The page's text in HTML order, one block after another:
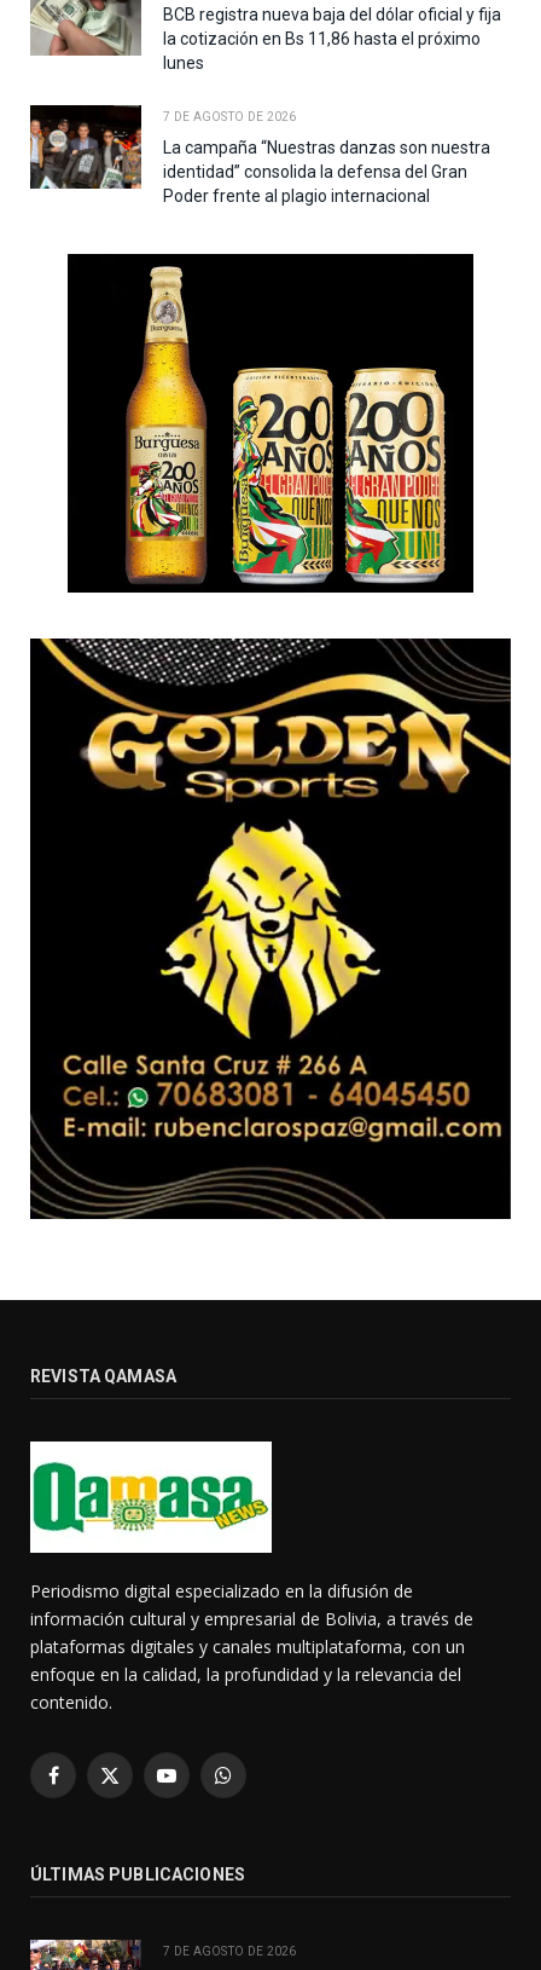
BCB registra nueva baja del dólar oficial y fija
la cotización en Bs 11,86 hasta el próximo
lunes
7 DE AGOSTO DE 2026
La campaña “Nuestras danzas son nuestra
identidad” consolida la defensa del Gran
Poder frente al plagio internacional
REVISTA QAMASA
Periodismo digital especializado en la difusión de
información cultural y empresarial de Bolivia, a través de
plataformas digitales y canales multiplataforma, con un
enfoque en la calidad, la profundidad y la relevancia del
contenido.
Facebook
X
YouTubeWhatsApp
ÚLTIMAS PUBLICACIONES
7 DE AGOSTO DE 2026